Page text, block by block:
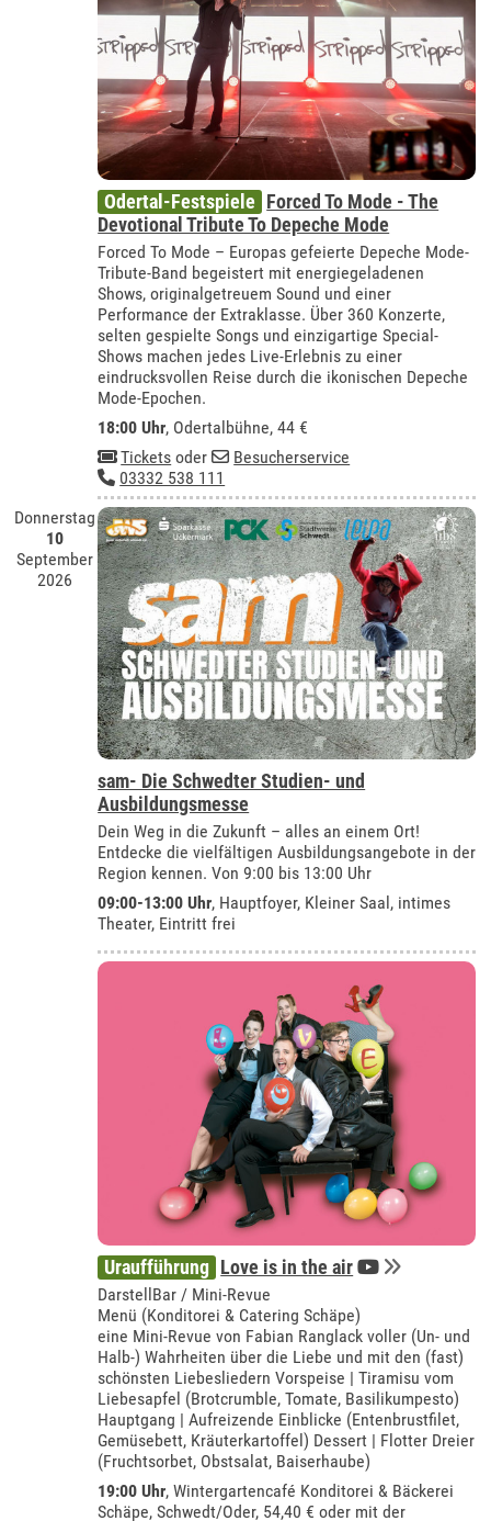
Odertal-Festspiele Forced To Mode - The
Devotional Tribute To Depeche Mode
Forced To Mode – Europas gefeierte Depeche Mode-
Tribute-Band begeistert mit energiegeladenen
Shows, originalgetreuem Sound und einer
Performance der Extraklasse. Über 360 Konzerte,
selten gespielte Songs und einzigartige Special-
Shows machen jedes Live-Erlebnis zu einer
eindrucksvollen Reise durch die ikonischen Depeche
Mode-Epochen.
18:00 Uhr, Odertalbühne, 44 €
Tickets oder
Besucherservice
03332 538 111
Donnerstag
10
September
2026
sam- Die Schwedter Studien- und
Ausbildungsmesse
Dein Weg in die Zukunft – alles an einem Ort!
Entdecke die vielfältigen Ausbildungsangebote in der
Region kennen. Von 9:00 bis 13:00 Uhr
09:00-13:00 Uhr, Hauptfoyer, Kleiner Saal, intimes
Theater, Eintritt frei
Uraufführung Love is in the air
DarstellBar / Mini-Revue
Menü (Konditorei & Catering Schäpe)
eine Mini-Revue von Fabian Ranglack voller (Un- und
Halb-) Wahrheiten über die Liebe und mit den (fast)
schönsten Liebesliedern Vorspeise | Tiramisu vom
Liebesapfel (Brotcrumble, Tomate, Basilikumpesto)
Hauptgang | Aufreizende Einblicke (Entenbrustfilet,
Gemüsebett, Kräuterkartoffel) Dessert | Flotter Dreier
(Fruchtsorbet, Obstsalat, Baiserhaube)
19:00 Uhr,Wintergartencafé Konditorei & Bäckerei
Schäpe, Schwedt/Oder, 54,40 € oder mit der